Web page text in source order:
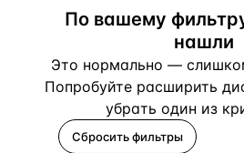
По вашему
нашли
Это нормально —
Попробуйте расширить
убрать один из
Сбросить фильтры